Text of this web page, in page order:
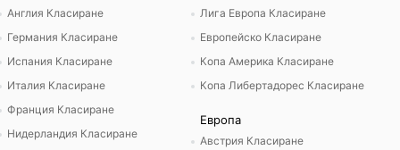
Англия Класиране
Германия Класиране
Испания Класиране
Италия Класиране
Франция Класиране
Нидерландия Класиране
Лига Европа Класиране
Европейско Класиране
Копа Америка Класиране
Копа Либертадорес Класиране
Европа
Австрия Класиране